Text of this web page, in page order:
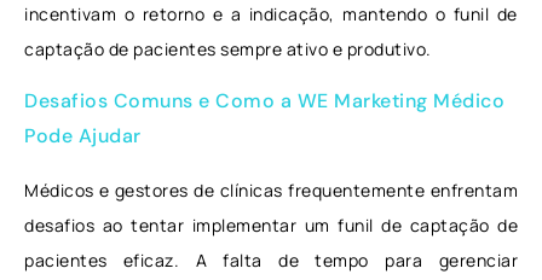
incentivam o retorno e a indicação, mantendo o funil de
captação de pacientes sempre ativo e produtivo.
Desafios Comuns e Como a WE Marketing Médico
Pode Ajudar
Médicos e gestores de clínicas frequentemente enfrentam
desafios ao tentar implementar um funil de captação de
pacientes eficaz. A falta de tempo para gerenciar